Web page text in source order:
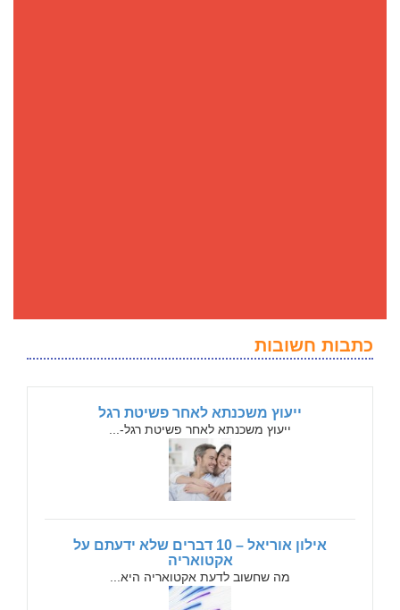
כתבות חשובות
ייעוץ משכנתא לאחר פשיטת רגל
ייעוץ משכנתא לאחר פשיטת רגל-...
אילון אוריאל – 10 דברים שלא ידעתם על
אקטואריה
מה שחשוב לדעת אקטואריה היא...